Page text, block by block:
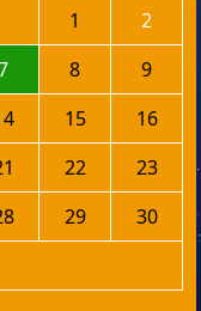
1
2
8
9
15
16
22
23
29
30